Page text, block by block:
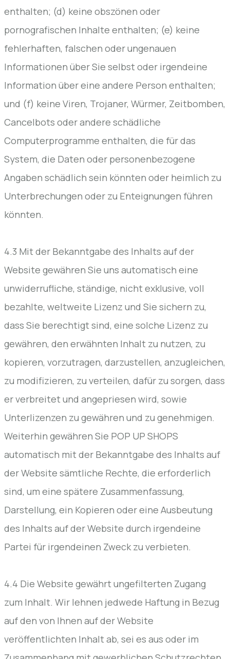
enthalten; (d) keine obszönen oder
pornografischen Inhalte enthalten; (e) keine
fehlerhaften, falschen oder ungenauen
Informationen über Sie selbst oder irgendeine
Information über eine andere Person enthalten;
und (f) keine Viren, Trojaner, Würmer, Zeitbomben,
Cancelbots oder andere schädliche
Computerprogramme enthalten, die für das
System, die Daten oder personenbezogene
Angaben schädlich sein könnten oder heimlich zu
Unterbrechungen oder zu Enteignungen führen
könnten.
4.3 Mit der Bekanntgabe des Inhalts auf der
Website gewähren Sie uns automatisch eine
unwiderrufliche, ständige, nicht exklusive, voll
bezahlte, weltweite Lizenz und Sie sichern zu,
dass Sie berechtigt sind, eine solche Lizenz zu
gewähren, den erwähnten Inhalt zu nutzen, zu
kopieren, vorzutragen, darzustellen, anzugleichen,
zu modifizieren, zu verteilen, dafür zu sorgen, dass
er verbreitet und angepriesen wird, sowie
Unterlizenzen zu gewähren und zu genehmigen.
Weiterhin gewähren Sie POP UP SHOPS
automatisch mit der Bekanntgabe des Inhalts auf
der Website sämtliche Rechte, die erforderlich
sind, um eine spätere Zusammenfassung,
Darstellung, ein Kopieren oder eine Ausbeutung
des Inhalts auf der Website durch irgendeine
Partei für irgendeinen Zweck zu verbieten.
4.4 Die Website gewährt ungefilterten Zugang
zum Inhalt. Wir lehnen jedwede Haftung in Bezug
auf den von Ihnen auf der Website
veröffentlichten Inhalt ab, sei es aus oder im